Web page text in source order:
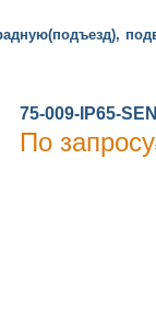
75-009-IP65-
По запросу